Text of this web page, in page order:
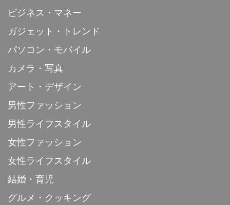
ビジネス・マネー
ガジェット・トレンド
パソコン・モバイル
カメラ・写真
アート・デザイン
男性ファッション
男性ライフスタイル
女性ファッション
女性ライフスタイル
結婚・育児
グルメ・クッキング